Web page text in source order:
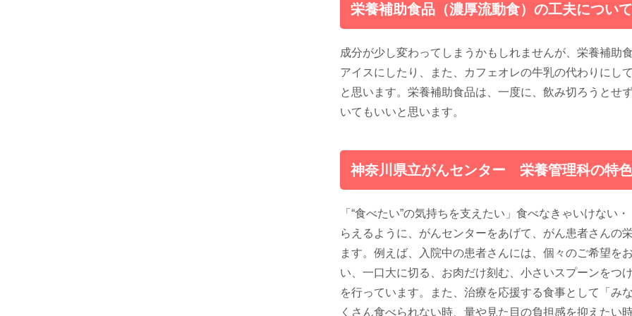
栄養補助食品（濃厚流動食）の工夫について
成分が少し変わってしまうかもしれませんが、栄養補助
アイスにしたり、また、カフェオレの牛乳の代わりにし
と思います。栄養補助食品は、一度に、飲み切ろうとせ
いてもいいと思います。
神奈川県立がんセンター 栄養管理科の特
「“食べたい”の気持ちを支えたい」食べなきゃいけない
らえるように、がんセンターをあげて、がん患者さんの
ます。例えば、入院中の患者さんには、個々のご希望を
い、一口大に切る、お肉だけ刻む、小さいスプーンをつ
を行っています。また、治療を応援する食事として「み
くさん食べられない時、量や見た目の負担感を抑えたい